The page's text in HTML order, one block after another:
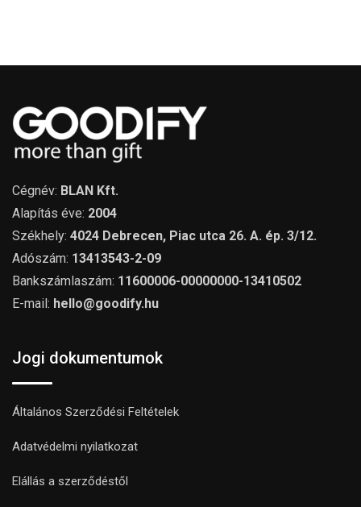
Cégnév: BLAN Kft.
Alapítás éve: 2004
Székhely: 4024 Debrecen, Piac utca 26. A. ép. 3/12.
Adószám: 13413543-2-09
Bankszámlaszám: 11600006-00000000-13410502
E-mail: hello@goodify.hu
Jogi dokumentumok
Általános Szerződési Feltételek
Adatvédelmi nyilatkozat
Elállás a szerződéstől